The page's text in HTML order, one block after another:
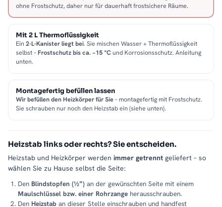
ohne Frostschutz, daher nur für dauerhaft frostsichere Räume.
Mit 2 L Thermoflüssigkeit
Ein 2-L-Kanister liegt bei. Sie mischen Wasser + Thermoflüssigkeit
selbst –Frostschutz bis ca. −15 °Cund Korrosionsschutz. Anleitung
unten.
Montagefertig befüllen lassen
Wir befüllen den Heizkörper für Sie– montagefertig mit Frostschutz.
Sie schrauben nur noch den Heizstab ein (siehe unten).
Heizstab links oder rechts? Sie entscheiden.
Heizstab und Heizkörper werden immer getrennt geliefert – so
wählen Sie zu Hause selbst die Seite:
Den Blindstopfen (½″) an der gewünschten Seite mit einem
Maulschlüssel bzw. einer Rohrzange herausschrauben.
Den Heizstab an dieser Stelle einschrauben und handfest